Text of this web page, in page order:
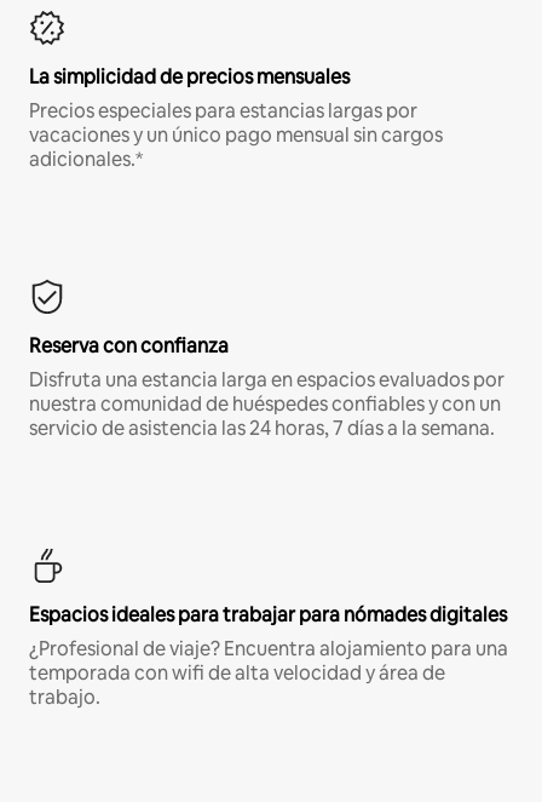
La simplicidad de precios mensuales
Precios especiales para estancias largas por
vacaciones y un único pago mensual sin cargos
adicionales.*
Reserva con confianza
Disfruta una estancia larga en espacios evaluados por
nuestra comunidad de huéspedes confiables y con un
servicio de asistencia las 24 horas, 7 días a la semana.
Espacios ideales para trabajar para nómades digitales
¿Profesional de viaje? Encuentra alojamiento para una
temporada con wifi de alta velocidad y área de
trabajo.